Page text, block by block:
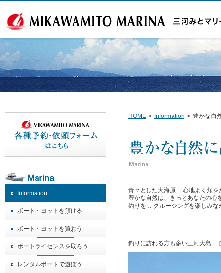
HOME > Information > 豊かな自
青々とした大海原… 心地よく頬
豊かな自然は、きっとあなたの心
釣りを… クルージングを楽しみ
釣りに訪れる方も多い三河大島…
Information
ボート・ヨットを預ける
ボート・ヨットを買おう
ボートライセンスを取ろう
レンタルボートで遊ぼう